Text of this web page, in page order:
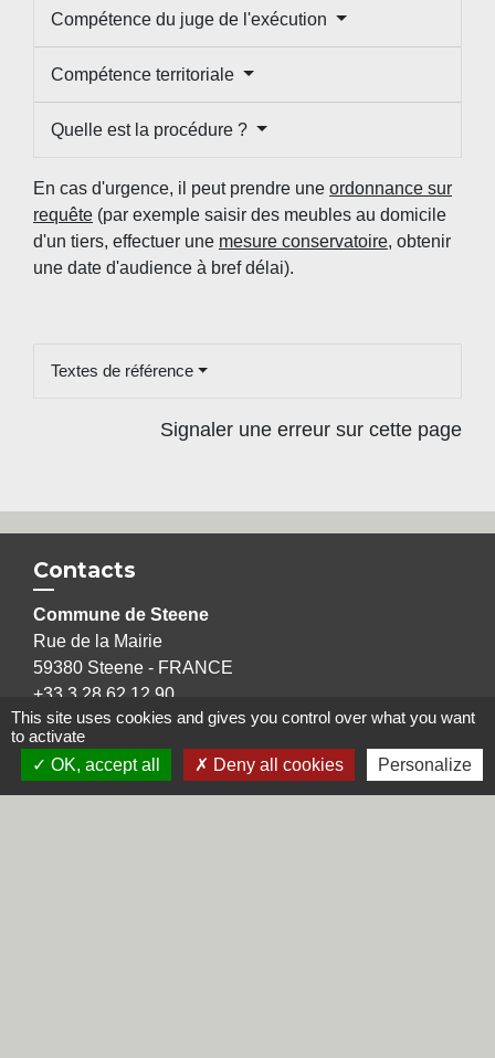
Compétence du juge de l'exécution
Compétence territoriale
Quelle est la procédure ?
En cas d'urgence, il peut prendre une ordonnance sur
requête (par exemple saisir des meubles au domicile
d'un tiers, effectuer une mesure conservatoire, obtenir
une date d'audience à bref délai).
Textes de référence
Signaler une erreur sur cette page
Contacts
Commune de Steene
Rue de la Mairie
59380 Steene - FRANCE
+33 3 28 62 12 90
This site uses cookies and gives you control over what you want
to activate
OK, accept all
Deny all cookies Personalize